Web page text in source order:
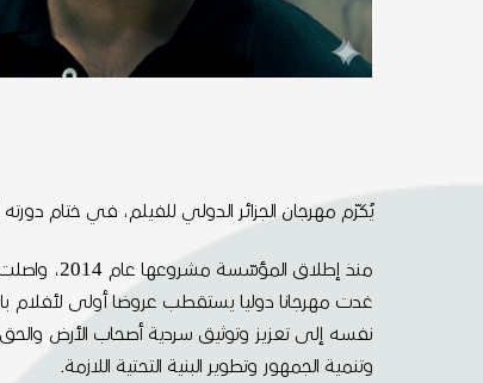
يُكرّم مهرجان الجزائر الدولي للفيلم، في ختام دورته الـ 12، السينمائي الفلسطيني حنا عطا الله، مؤسس « فيلم لاب فلسطين » ومديرها
منذ
غدت مهرجانا دوليا يستقطب عروضا أولى لأفلام
نفسه إلى تعزيز وتوثيق سردية أصحاب الأرض
وتنمية الجمهور وتطوير البنية التحتية اللازمة.